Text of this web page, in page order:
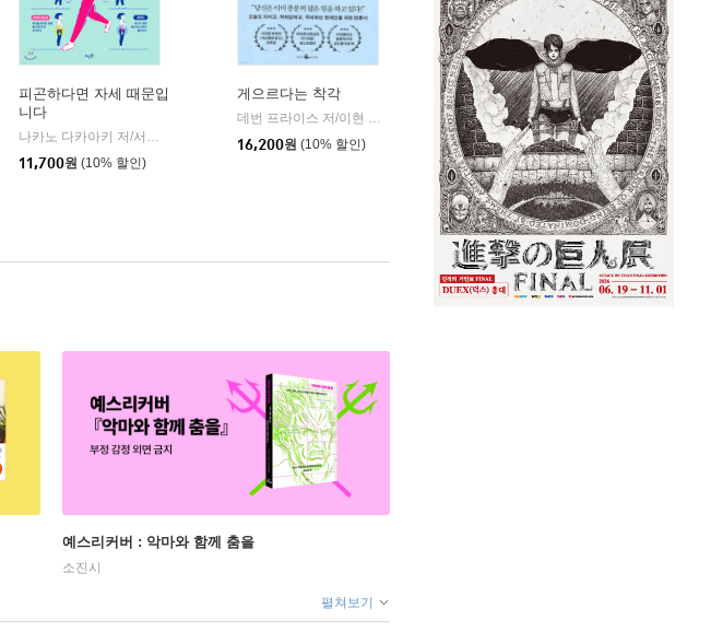
피곤하다면 자세 때문입
니다
나카노 다카아키 저/서수지 역
11,700원 (10% 할인)
게으르다는 착각
데번 프라이스 저/이현 역
16,200원 (10% 할인)
예스리커버 : 악마와 함께 춤을
소진시
펼쳐보기